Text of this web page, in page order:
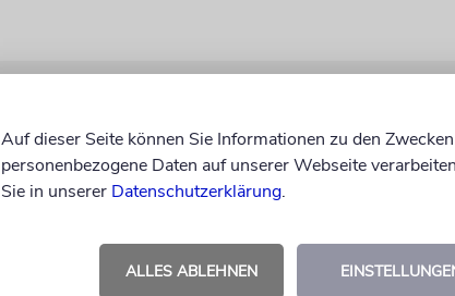
Auf dieser Seite können Sie Informationen zu den
personenbezogene Daten auf unserer Webseite
Sie in unserer Datenschutzerklärung.
ALLES ABLEHNEN